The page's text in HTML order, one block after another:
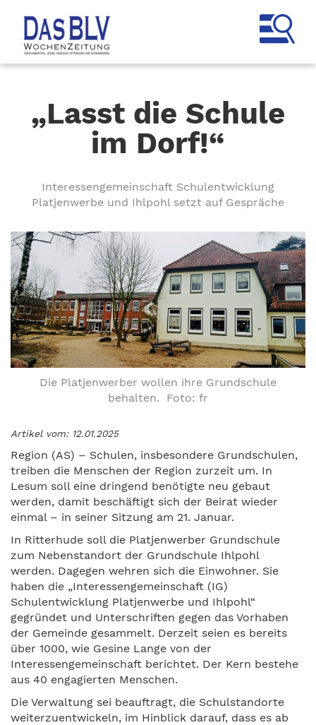
„Lasst die Schule
im Dorf!“
Interessengemeinschaft Schulentwicklung
Platjenwerbe und Ihlpohl setzt auf Gespräche
Die Platjenwerber wollen ihre Grundschule
behalten. Foto: fr
Artikel vom: 12.01.2025
Region (AS) – Schulen, insbesondere Grundschulen,
treiben die Menschen der Region zurzeit um. In
Lesum soll eine dringend benötigte neu gebaut
werden, damit beschäftigt sich der Beirat wieder
einmal – in seiner Sitzung am 21. Januar.
In Ritterhude soll die Platjenwerber Grundschule
zum Nebenstandort der Grundschule Ihlpohl
werden. Dagegen wehren sich die Einwohner. Sie
haben die „Interessengemeinschaft (IG)
Schulentwicklung Platjenwerbe und Ihlpohl“
gegründet und Unterschriften gegen das Vorhaben
der Gemeinde gesammelt. Derzeit seien es bereits
über 1000, wie Gesine Lange von der
Interessengemeinschaft berichtet. Der Kern bestehe
aus 40 engagierten Menschen.
Die Verwaltung sei beauftragt, die Schulstandorte
weiterzuentwickeln, im Hinblick darauf, dass es ab